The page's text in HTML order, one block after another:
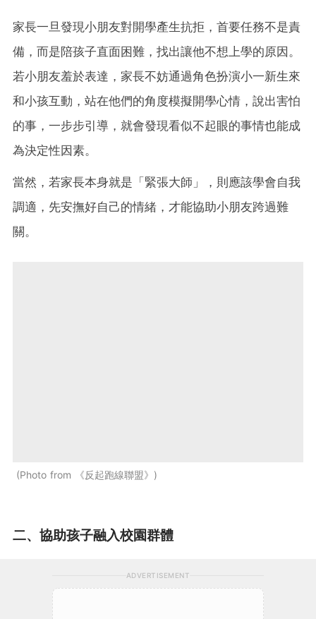
家長一旦發現小朋友對開學產生抗拒，首要任務不是責
備，而是陪孩子直面困難，找出讓他不想上學的原因。
若小朋友羞於表達，家長不妨通過角色扮演小一新生來
和小孩互動，站在他們的角度模擬開學心情，說出害怕
的事，一步步引導，就會發現看似不起眼的事情也能成
為決定性因素。
當然，若家長本身就是「緊張大師」，則應該學會自我
調適，先安撫好自己的情緒，才能協助小朋友跨過難
關。
Photo from 《反起跑線聯盟》
二、協助孩子融入校園群體
ADVERTISEMENT